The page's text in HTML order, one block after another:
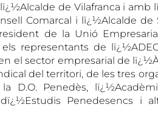
de Vilafranca i amb
Comarcal i lï¿½Alcalde de
de la Unió
representants de
el sector empresarial de
del territori, de les tres
D.O. Penedès,
Penedesencs i